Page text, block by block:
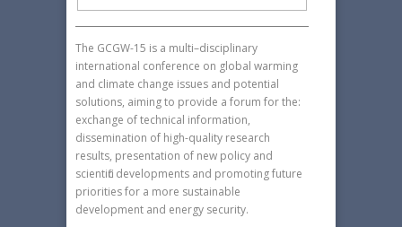
The GCGW-15 is a multi–disciplinary
international conference on global warming
and climate change issues and potential
solutions, aiming to provide a forum for the:
exchange of technical information,
dissemination of high-quality research
results, presentation of new policy and
scientific developments and promoting future
priorities for a more sustainable
development and energy security.